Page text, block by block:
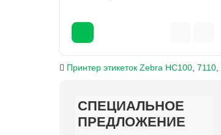
Принтер этикеток Zebra HC100, 7110,
СПЕЦИАЛЬНОЕ
ПРЕДЛОЖЕНИЕ
СПЕЦИАЛЬНОЕ
ПРЕДЛОЖЕНИЕ
СПЕЦИАЛЬНОЕ
ПРЕДЛОЖЕНИЕ
СПЕЦИАЛЬНОЕ
ПРЕДЛОЖЕНИЕ
СПЕЦИАЛЬНОЕ
ПРЕДЛОЖЕНИЕ
СПЕЦИАЛЬНОЕ
ПРЕДЛОЖЕНИЕ
СПЕЦИАЛЬНОЕ
ПРЕДЛОЖЕНИЕ
СПЕЦИАЛЬНОЕ
ПРЕДЛОЖЕНИЕ
СПЕЦИАЛЬНОЕ
ПРЕДЛОЖЕНИЕ
СПЕЦИАЛЬНОЕ
ПРЕДЛОЖЕНИЕ